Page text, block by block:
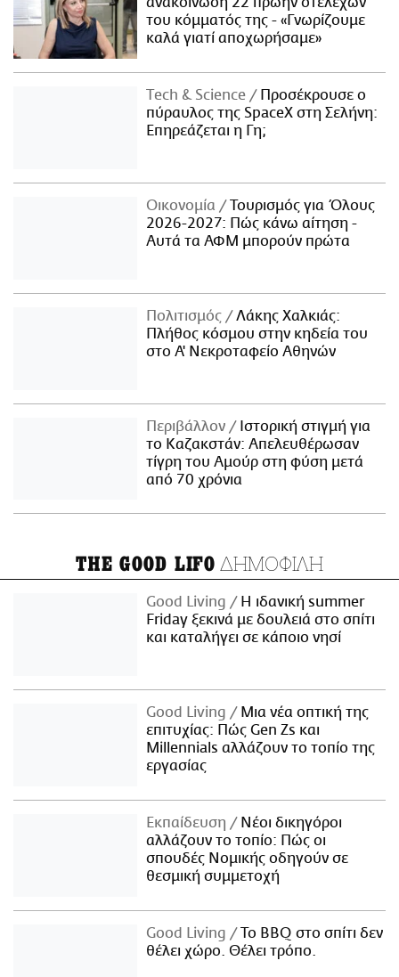
του κόμματός της - «Γνωρίζουμε
καλά γιατί αποχωρήσαμε»
Τech & Science
Προσέκρουσε ο
πύραυλος της SpaceX στη Σελήνη:
Επηρεάζεται η Γη;
Οικονομία
Τουρισμός για Όλους
2026-2027: Πώς κάνω αίτηση -
Αυτά τα ΑΦΜ μπορούν πρώτα
Πολιτισμός
Λάκης Χαλκιάς:
Πλήθος κόσμου στην κηδεία του
στο Α' Νεκροταφείο Αθηνών
Περιβάλλον
Ιστορική στιγμή για
το Καζακστάν: Απελευθέρωσαν
τίγρη του Αμούρ στη φύση μετά
από 70 χρόνια
THE GOOD LIFO ΔΗΜΟΦΙΛΗ
Good Living
Η ιδανική summer
Friday ξεκινά με δουλειά στο σπίτι
και καταλήγει σε κάποιο νησί
Good Living
Μια νέα οπτική της
επιτυχίας: Πώς Gen Zs και
Millennials αλλάζουν το τοπίο της
εργασίας
Εκπαίδευση
Νέοι δικηγόροι
αλλάζουν το τοπίο: Πώς οι
σπουδές Νομικής οδηγούν σε
θεσμική συμμετοχή
Good Living
Το BBQ στο σπίτι δεν
θέλει χώρο. Θέλει τρόπο.